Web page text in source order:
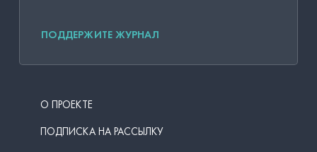
ПОДДЕРЖИТЕ ЖУРНАЛ
О ПРОЕКТЕ
ПОДПИСКА НА РАССЫЛКУ